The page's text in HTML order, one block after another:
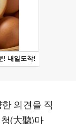
의견을 직
(大聽)마